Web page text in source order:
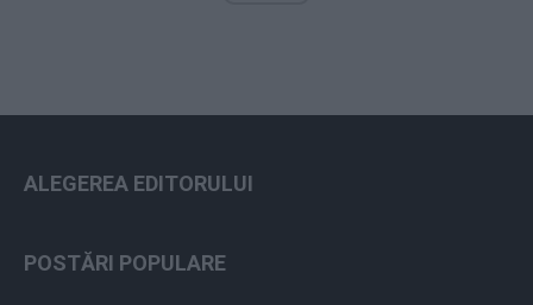
ALEGEREA EDITORULUI
POSTĂRI POPULARE